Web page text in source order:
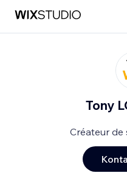
Tony
Créateur de